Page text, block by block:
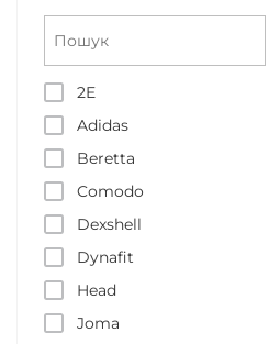
2E
Adidas
Beretta
Comodo
Dexshell
Dynafit
Head
Joma